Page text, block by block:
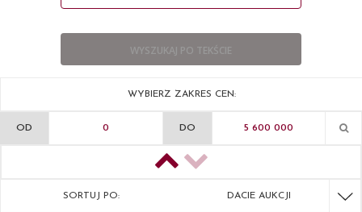
WYBIERZ ZAKRES CEN:
OD DO
SORTUJ PO: DACIE AUKCJI